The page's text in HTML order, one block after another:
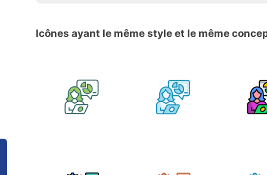
Icônes ayant le même style et le même